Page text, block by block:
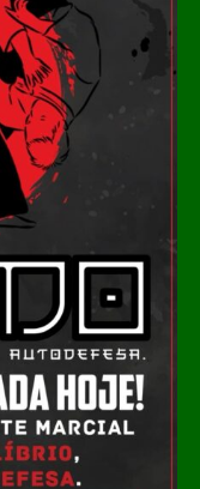
de
mezaninos e aos
conceito
foram
áreas
para crianças
recursos de
dos ambientes.
de Rafaella
pavimento
Martins, que
seu layout; “A
concebido para
e a Casa da
equipada com